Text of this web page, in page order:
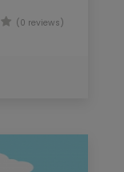
(0 reviews)